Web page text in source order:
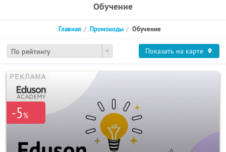
Обучение
По рейтингу
Главная Промокоды Обучение
Показать на карте
-5%